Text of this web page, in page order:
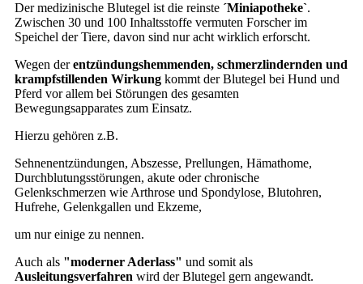
Der medizinische Blutegel ist die reinste ´Miniapotheke`.
Zwischen 30 und 100 Inhaltsstoffe vermuten Forscher im
Speichel der Tiere, davon sind nur acht wirklich erforscht.
Wegen derentzündungshemmenden, schmerzlindernden und
krampfstillenden Wirkungkommt der Blutegel bei Hund und
Pferd vor allem bei Störungen des gesamten
Bewegungsapparates zum Einsatz.
Hierzu gehören z.B.
Sehnenentzündungen, Abszesse, Prellungen, Hämathome,
Durchblutungsstörungen, akute oder chronische
Gelenkschmerzen wie Arthrose und Spondylose, Blutohren,
Hufrehe, Gelenkgallen und Ekzeme,
um nur einige zu nennen.
Auch als "moderner Aderlass" und somit als
Ausleitungsverfahren wird der Blutegel gern angewandt.